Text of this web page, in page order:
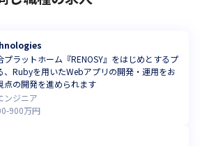
ラットホーム『RENOSY』をはじめとするプ
、Rubyを用いたWebアプリの開発・運用をお
点の開発を進められます
ンジニア
-900万円